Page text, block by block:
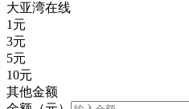
大亚湾在线
1 元
3元
5元
10元
其他金额